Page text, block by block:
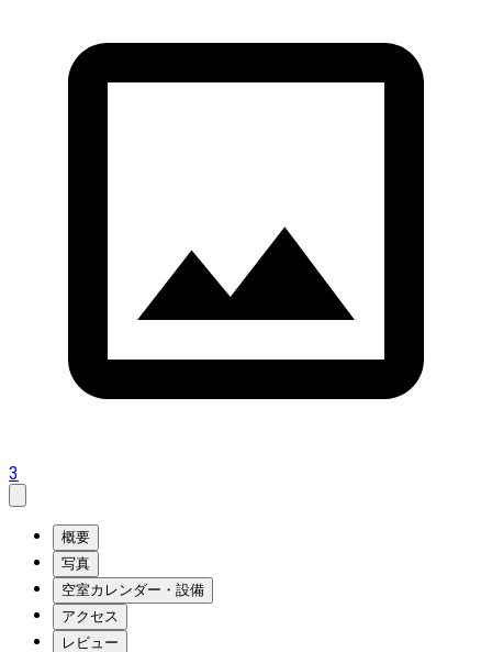
3
概要
写真
空室カレンダー・設備
アクセス
レビュー